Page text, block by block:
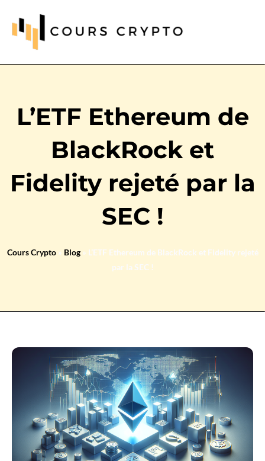
L’ETF Ethereum de
BlackRock et
Fidelity rejeté par la
SEC !
Cours Crypto» Blog» L’ETF Ethereum de BlackRock et Fidelity rejeté
par la SEC !